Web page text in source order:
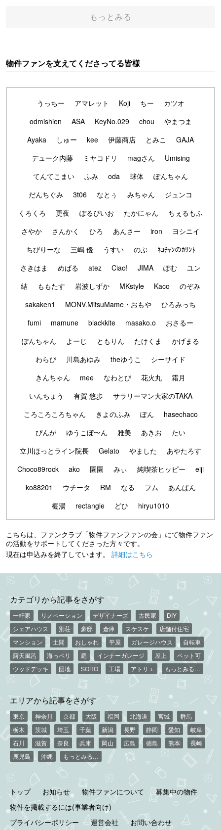
もっとみる
物件ファンを支えてくださってる皆様
うっちー アマレット Koji ちー
カツオ
odmishien
ASA KeyNo.029 chou
やまつま
Ayaka
しゅー kee 伊藤商店 とみこ
GAJA
デューク内藤
ミヤコドリ magさん
Umising
てんてこまい
ふみ oda 球体
ぽんちゃん
だんちぐみ
3t06 なとぅ みちゃん
ジュンコ
くろくろ
更夜 ぽるぴいお たかにゃん
ちぇるもふ
さやか
さんかく ひろ あんさー iron
ヨシニイ
ちびりーな
三嶋 優 うすい のぶ
ﾈｺﾁｬﾝのｶﾘﾝﾄ
さきはま
めばる atez Ciao! JIMA ぽむ
ユン
結
ももたす 岩波しずか MKstyle Kaco
のぞみ
sakaken1
MONV.MitsuMame・おもや
ひろみっち
fumi
mamune blackkite masako.o
おさるー
ぽんちゃん
よーじ ともりん たけくま
かげまる
わらび
川島あゆみ theゆうこ
シーサイド
きんちゃん
mee なわとび 花火丸
霜月
いんちょう
有賀 悠歩
サラリーマン大家のTAKA
ころころころちゃん
きよのふみ ぽん
hasechaco
ぴんが
ゆうこぼ〜ん 雅美 あきお
たい
立川ほっとライン院長
Gelato やました
あやたろす
Choco89rock
ako 園園 みぃ 純喫茶ヒッピー
eiji
ko88201
ウチータ RM なる フム
あんぱん
棚湯
rectangle どひ hiryu1010
こちらは、ファンクラブ「物件ファンファンの会」にて物件ファン
の活動をサポートしてくださった方々です。
現在は申込みを終了しています。 詳細はこちら
カテゴリから記事をさがす
一軒家 リノベーション デザイナーズ 古民家
DIY
シェアハウス
別荘 豪邸 倉庫 スケスケ
店舗付住宅
マンション
土間 おしゃれ 平屋 ガレージハウス
自転車
露天風呂
海っペリ 庭 インナーガレージ 屋上
ペット可
ウッドデッキ
団地 SOHO 工場 アトリエ もっとみる…
エリアから記事をさがす
東京 神奈川 京都 大阪 福岡 北海道 宮城
群馬
栃木
茨城 埼玉 千葉 新潟 長野 静岡 愛知
岐阜
石川
滋賀 奈良 兵庫 岡山 広島 徳島 熊本
長崎
鹿児島
沖縄 もっとみる…
トップ お知らせ 物件ファンについて
募集中の物件
物件を掲載するには(事業者向け)
プライバシーポリシー
運営会社 お問い合わせ